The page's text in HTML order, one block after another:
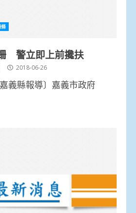
警立即上前攙扶
2018-06-26
義縣報導〕嘉義市政府